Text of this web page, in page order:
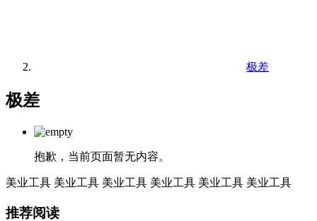
极差
极差
抱歉，当前页面暂无内容。
美业工具 美业工具 美业工具 美业工具 美业工具 美业工具
推荐阅读